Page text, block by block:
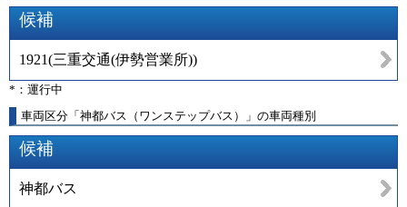
候補
1921(三重交通(伊勢営業所))
*：運行中
車両区分「神都バス（ワンステップバス）」の車両種別
候補
神都バス